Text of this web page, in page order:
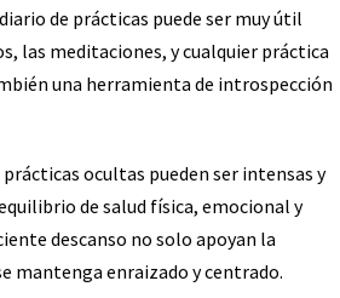
de prácticas puede ser muy útil
las meditaciones, y cualquier práctica
una herramienta de introspección
ocultas pueden ser intensas y
de salud física, emocional y
descanso no solo apoyan la
mantenga enraizado y centrado.